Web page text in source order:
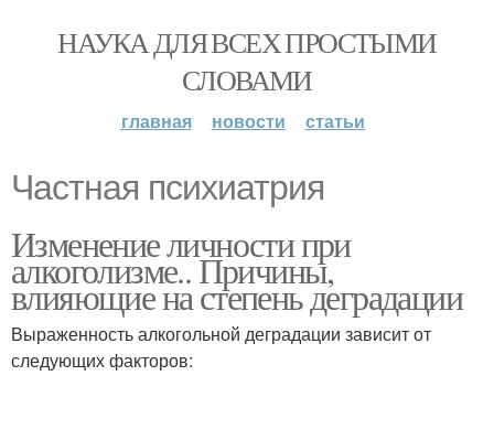
НАУКА ДЛЯ ВСЕХ ПРОСТЫМИ
СЛОВАМИ
главная новости статьи
Частная психиатрия
Изменение личности при
алкоголизме.. Причины,
влияющие на степень деградации
Выраженность алкогольной деградации зависит от
следующих факторов: